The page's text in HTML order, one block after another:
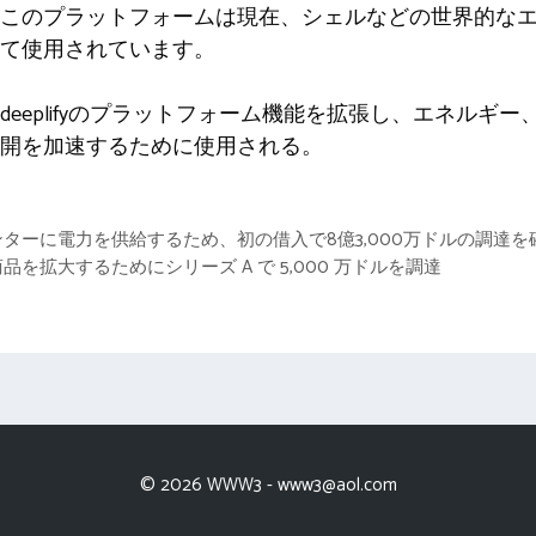
のプラットフォームは現在、シェルなどの世界的な
使用されています。
のプラットフォーム機能を拡張し、エネルギー
を加速するために使用される。
ーに電力を供給するため、初の借入で8億3,000万ドルの調達を
を拡大するためにシリーズ A で 5,000 万ドルを調達
© 2026 WWW3 -www3@aol.com